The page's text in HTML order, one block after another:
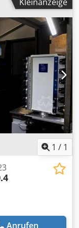
sek. -
sek. Dcodpsxaa
.. 1000
600 mm -
13 fix Anzahl
Mitsubishi Meldas
7,5 kW
Hl Hisn Nek
CNC-Langdreher
FMB
LFV-
1 / 1
Anrufen